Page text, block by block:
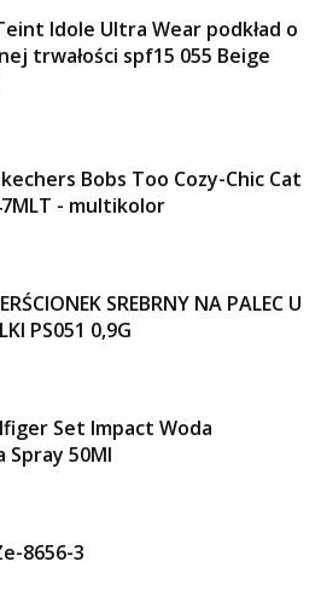
Idole Ultra Wear podkład o
trwałości spf15 055 Beige
Bobs Too Cozy-Chic Cat
- multikolor
SREBRNY NA PALEC U
PS051 0,9G
Set Impact Woda
Spray 50Ml
8656-3